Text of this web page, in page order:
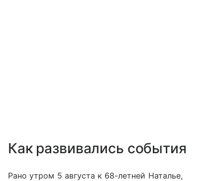
Как развивались события
Рано утром 5 августа к 68-летней Наталье,